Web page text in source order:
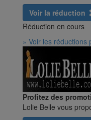
Voir la réduction
Réduction en cours
» Voir les réductions
Profitez des
Lolie Belle vous